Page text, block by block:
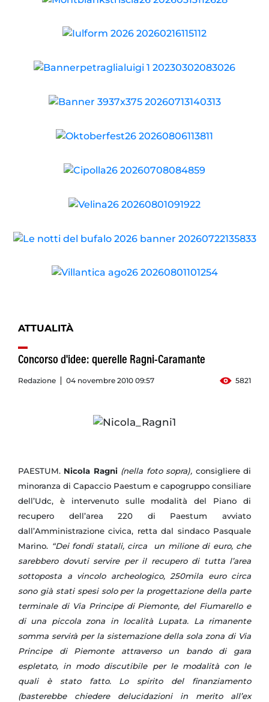
ATTUALITÀ
Concorso d'idee: querelle Ragni-Caramante
Redazione 04 novembre 2010 09:57 5821
PAESTUM. Nicola Ragni(nella foto sopra), consigliere di
minoranza di Capaccio Paestum e capogruppo consiliare
dell’Udc, è intervenuto sulle modalità del Piano di
recupero dell’area 220 di Paestum avviato
dall’Amministrazione civica, retta dal sindaco Pasquale
Marino. “Dei fondi statali, circa un milione di euro, che
sarebbero dovuti servire per il recupero di tutta l’area
sottoposta a vincolo archeologico, 250mila euro circa
sono già stati spesi solo per la progettazione della parte
terminale di Via Principe di Piemonte, del Fiumarello e
di una piccola zona in località Lupata. La rimanente
somma servirà per la sistemazione della sola zona di Via
Principe di Piemonte attraverso un bando di gara
espletato, in modo discutibile per le modalità con le
quali è stato fatto. Lo spirito del finanziamento
(basterebbe chiedere delucidazioni in merito all’ex